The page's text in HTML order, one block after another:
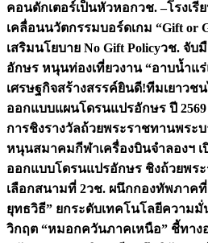
คอนดักเตอร์เป็นหัวหอกวช. –โรงเรี
เคลื่อนนวัตกรรมบอร์ดเกม “Gift or
เสริมนโยบาย No Gift Policyวช. จับ
อักษร หนุนท่องเที่ยวงาน “อาบน้ำแร่
เศรษฐกิจสร้างสรรค์ยินดี!ทีมเยาวช
ออกแบบแผนโดรนแปรอักษร ปี
การชิงรางวัลถ้วยพระราชทานพระ
หนุนสมาคมกีฬาเครื่องบินจำลองฯ
ออกแบบโดรนแปรอักษร ชิงถ้วยพร
เลือกสนามที่ 2วช. ผนึกกองทัพภาค
ยุทธวิธี” ยกระดับเทคโนโลยีความมั่
วิกฤต “หมอกควันภาคเหนือ” ชี้ทาง